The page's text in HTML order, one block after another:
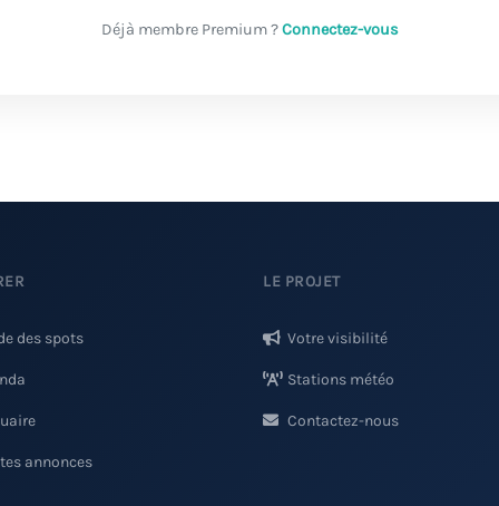
Déjà membre Premium ?Connectez-vous
des spots
annonces
LE PROJET
Votre visibilité
Stations météo
Contactez-nous